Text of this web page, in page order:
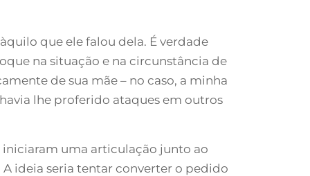
que ele falou dela. É verdade
na situação e na circunstância de
de sua mãe – no caso, a minha
lhe proferido ataques em outros
iniciaram uma articulação junto ao
ideia seria tentar converter o pedido